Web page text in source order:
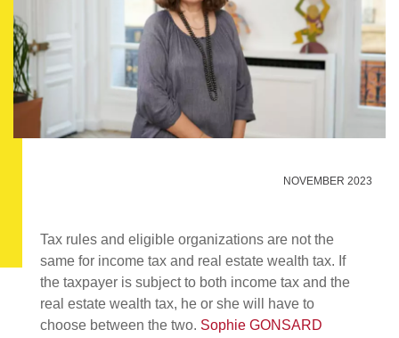
NOVEMBER 2023
Tax rules and eligible organizations are not the
same for income tax and real estate wealth tax. If
the taxpayer is subject to both income tax and the
real estate wealth tax, he or she will have to
choose between the two. Sophie GONSARD